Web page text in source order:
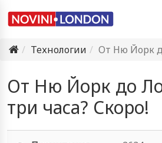
Технологии
От Ню Йорк до
От Ню Йорк до
три часа? Скоро!